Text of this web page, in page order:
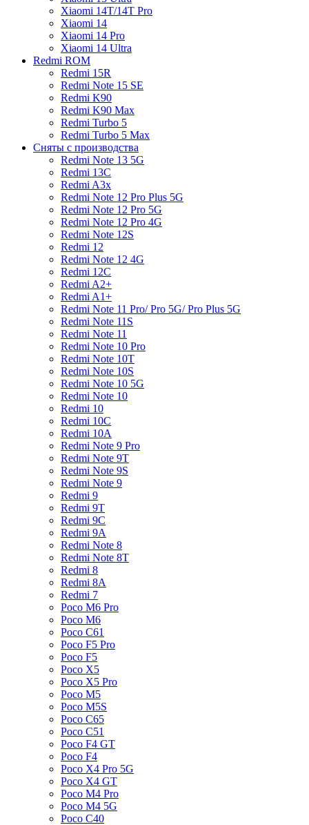
Xiaomi 14T/14T Pro
Xiaomi 14
Xiaomi 14 Pro
Xiaomi 14 Ultra
Redmi ROM
Redmi 15R
Redmi Note 15 SE
Redmi K90
Redmi K90 Max
Redmi Turbo 5
Redmi Turbo 5 Max
Сняты с производства
Redmi Note 13 5G
Redmi 13C
Redmi A3x
Redmi Note 12 Pro Plus 5G
Redmi Note 12 Pro 5G
Redmi Note 12 Pro 4G
Redmi Note 12S
Redmi 12
Redmi Note 12 4G
Redmi 12C
Redmi A2+
Redmi A1+
Redmi Note 11 Pro/ Pro 5G/ Pro Plus 5G
Redmi Note 11S
Redmi Note 11
Redmi Note 10 Pro
Redmi Note 10T
Redmi Note 10S
Redmi Note 10 5G
Redmi Note 10
Redmi 10
Redmi 10C
Redmi 10A
Redmi Note 9 Pro
Redmi Note 9T
Redmi Note 9S
Redmi Note 9
Redmi 9
Redmi 9T
Redmi 9C
Redmi 9A
Redmi Note 8
Redmi Note 8T
Redmi 8
Redmi 8A
Redmi 7
Poco M6 Pro
Poco M6
Poco C61
Poco F5 Pro
Poco F5
Poco X5
Poco X5 Pro
Poco M5
Poco M5S
Poco C65
Poco C51
Poco F4 GT
Poco F4
Poco X4 Pro 5G
Poco X4 GT
Poco M4 Pro
Poco M4 5G
Poco C40